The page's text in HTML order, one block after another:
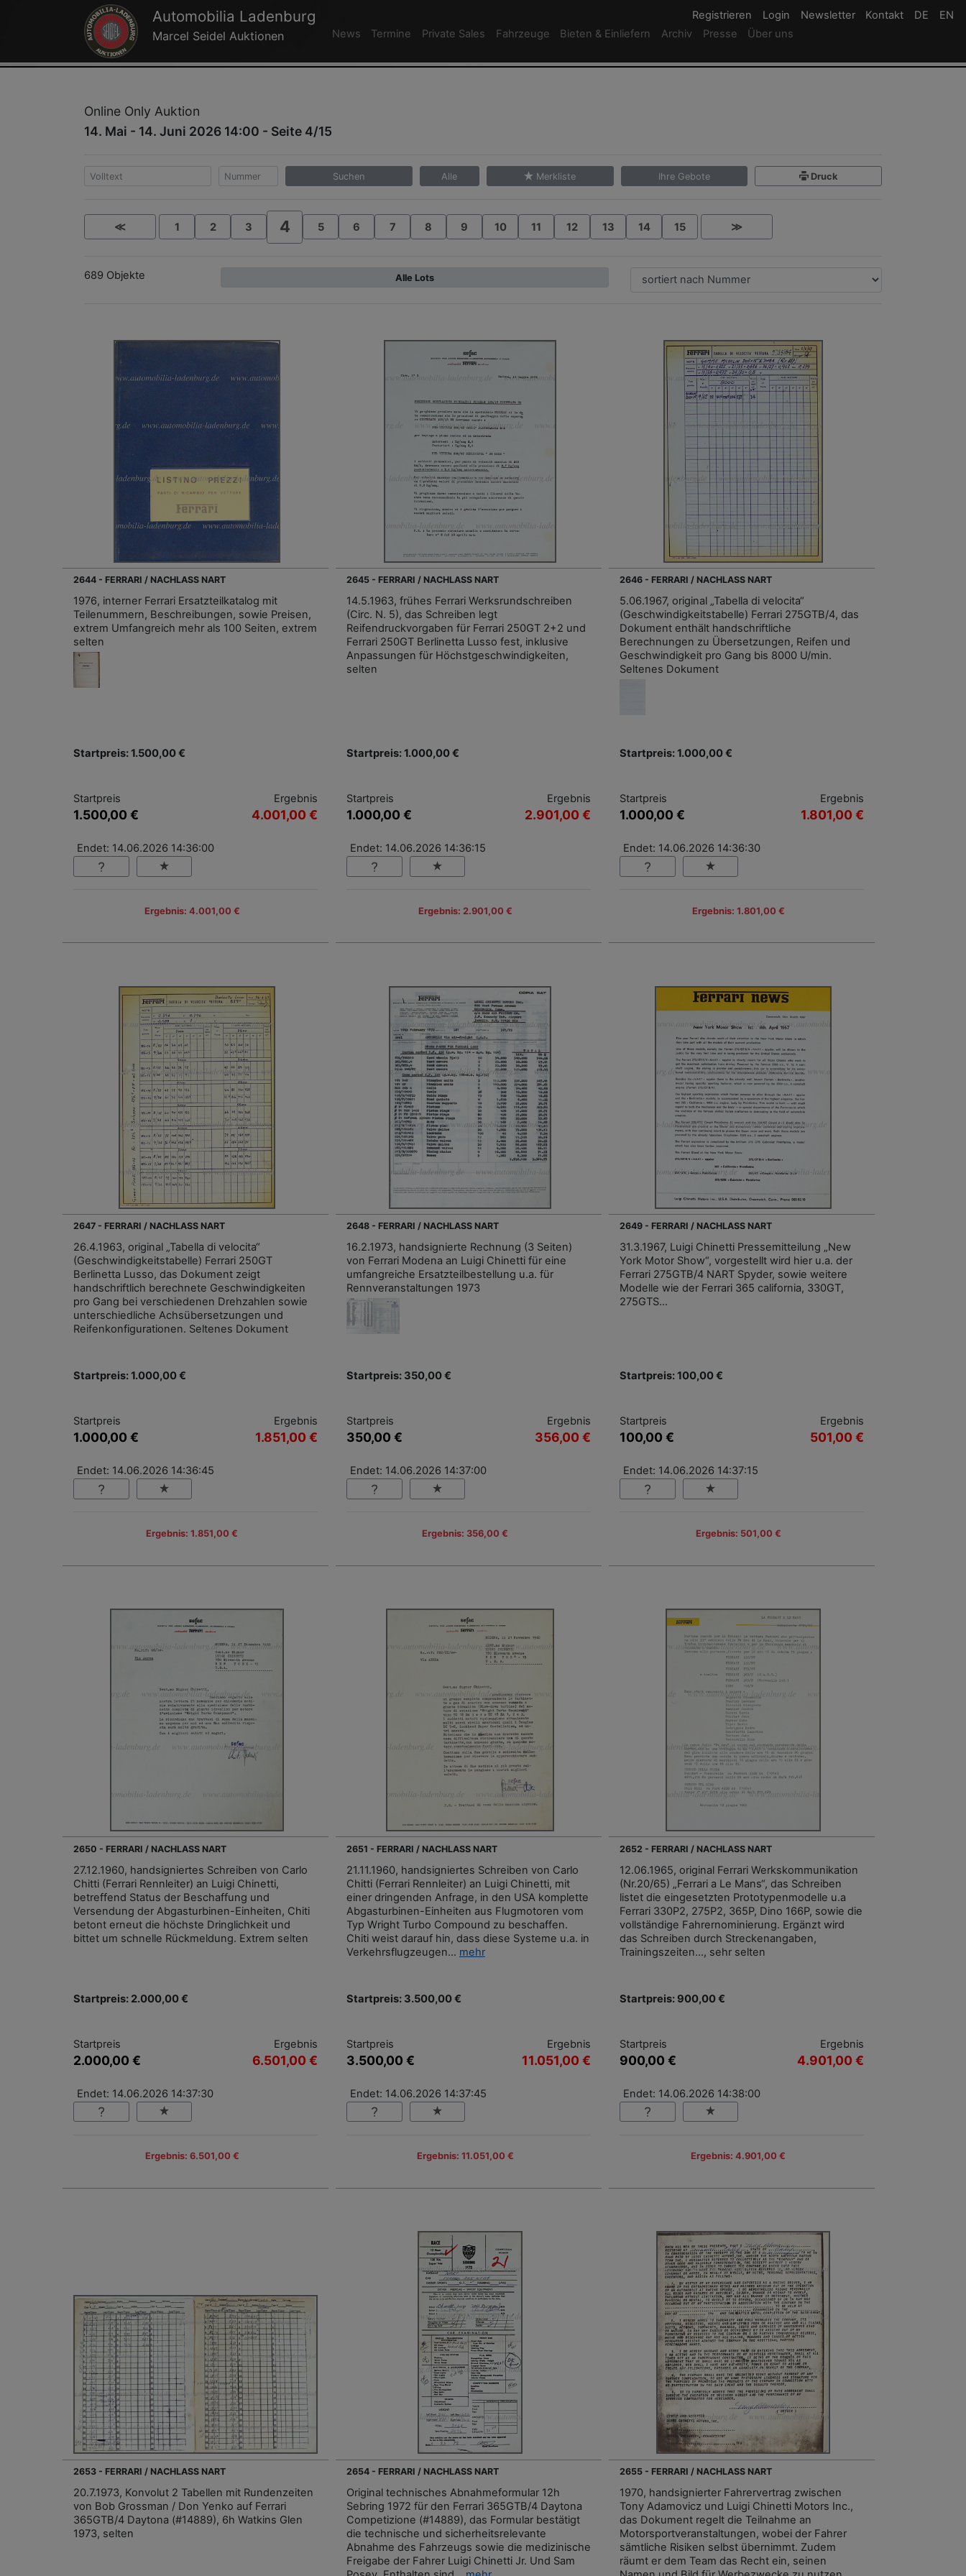
Automobilia Ladenburg
Marcel Seidel Auktionen News Termine Private Sales Fahrzeuge Bieten & Einliefern Archiv Presse Über uns
Registrieren Registrieren
Login Login
NewsletterNewsletter
Kontakt Newsletter
DE EN
Online Only Auktion
14. Mai - 14. Juni 2026 14:00 - Seite 4/15
Suchen Alle Merkliste Ihre Gebote Druck
≪ 1 2 3 4 5 6 7 8 9 10 11 12 13 14 15 ≫
689 Objekte Alle Lots
2644 - FERRARI / NACHLASS NART
1976, interner Ferrari Ersatzteilkatalog mit
Teilenummern, Beschreibungen, sowie Preisen,
extrem Umfangreich mehr als 100 Seiten, extrem
selten
Startpreis: 1.500,00 €
Startpreis
1.500,00 €
Ergebnis
4.001,00 €
Endet: 14.06.2026 14:36:00
Ergebnis: 4.001,00 €
2645 - FERRARI / NACHLASS NART
14.5.1963, frühes Ferrari Werksrundschreiben
(Circ. N. 5), das Schreiben legt
Reifendruckvorgaben für Ferrari 250GT 2+2 und
Ferrari 250GT Berlinetta Lusso fest, inklusive
Anpassungen für Höchstgeschwindigkeiten,
selten
Startpreis: 1.000,00 €
Startpreis
1.000,00 €
Ergebnis
2.901,00 €
Endet: 14.06.2026 14:36:15
Ergebnis: 2.901,00 €
2646 - FERRARI / NACHLASS NART
5.06.1967, original „Tabella di velocita“
(Geschwindigkeitstabelle) Ferrari 275GTB/4, das
Dokument enthält handschriftliche
Berechnungen zu Übersetzungen, Reifen und
Geschwindigkeit pro Gang bis 8000 U/min.
Seltenes Dokument
Startpreis: 1.000,00 €
Startpreis
1.000,00 €
Ergebnis
1.801,00 €
Endet: 14.06.2026 14:36:30
Ergebnis: 1.801,00 €
2647 - FERRARI / NACHLASS NART
26.4.1963, original „Tabella di velocita“
(Geschwindigkeitstabelle) Ferrari 250GT
Berlinetta Lusso, das Dokument zeigt
handschriftlich berechnete Geschwindigkeiten
pro Gang bei verschiedenen Drehzahlen sowie
unterschiedliche Achsübersetzungen und
Reifenkonfigurationen. Seltenes Dokument
Startpreis: 1.000,00 €
Startpreis
1.000,00 €
Ergebnis
1.851,00 €
Endet: 14.06.2026 14:36:45
Ergebnis: 1.851,00 €
2648 - FERRARI / NACHLASS NART
16.2.1973, handsignierte Rechnung (3 Seiten)
von Ferrari Modena an Luigi Chinetti für eine
umfangreiche Ersatzteilbestellung u.a. für
Rennveranstaltungen 1973
Startpreis: 350,00 €
Startpreis
350,00 €
Ergebnis
356,00 €
Endet: 14.06.2026 14:37:00
Ergebnis: 356,00 €
2649 - FERRARI / NACHLASS NART
31.3.1967, Luigi Chinetti Pressemitteilung „New
York Motor Show“, vorgestellt wird hier u.a. der
Ferrari 275GTB/4 NART Spyder, sowie weitere
Modelle wie der Ferrari 365 california, 330GT,
275GTS…
Startpreis: 100,00 €
Startpreis
100,00 €
Ergebnis
501,00 €
Endet: 14.06.2026 14:37:15
Ergebnis: 501,00 €
2650 - FERRARI / NACHLASS NART
27.12.1960, handsigniertes Schreiben von Carlo
Chitti (Ferrari Rennleiter) an Luigi Chinetti,
betreffend Status der Beschaffung und
Versendung der Abgasturbinen-Einheiten, Chiti
betont erneut die höchste Dringlichkeit und
bittet um schnelle Rückmeldung. Extrem selten
Startpreis: 2.000,00 €
Startpreis
2.000,00 €
Ergebnis
6.501,00 €
Endet: 14.06.2026 14:37:30
Ergebnis: 6.501,00 €
2651 - FERRARI / NACHLASS NART
21.11.1960, handsigniertes Schreiben von Carlo
Chitti (Ferrari Rennleiter) an Luigi Chinetti, mit
einer dringenden Anfrage, in den USA komplette
Abgasturbinen-Einheiten aus Flugmotoren vom
Typ Wright Turbo Compound zu beschaffen.
Chiti weist darauf hin, dass diese Systeme u.a. in
Verkehrsflugzeugen... mehr
Startpreis: 3.500,00 €
Startpreis
3.500,00 €
Ergebnis
11.051,00 €
Endet: 14.06.2026 14:37:45
Ergebnis: 11.051,00 €
2652 - FERRARI / NACHLASS NART
12.06.1965, original Ferrari Werkskommunikation
(Nr.20/65) „Ferrari a Le Mans“, das Schreiben
listet die eingesetzten Prototypenmodelle u.a
Ferrari 330P2, 275P2, 365P, Dino 166P, sowie die
vollständige Fahrernominierung. Ergänzt wird
das Schreiben durch Streckenangaben,
Trainingszeiten…, sehr selten
Startpreis: 900,00 €
Startpreis
900,00 €
Ergebnis
4.901,00 €
Endet: 14.06.2026 14:38:00
Ergebnis: 4.901,00 €
2653 - FERRARI / NACHLASS NART
20.7.1973, Konvolut 2 Tabellen mit Rundenzeiten
von Bob Grossman / Don Yenko auf Ferrari
365GTB/4 Daytona (#14889), 6h Watkins Glen
1973, selten
2654 - FERRARI / NACHLASS NART
Original technisches Abnahmeformular 12h
Sebring 1972 für den Ferrari 365GTB/4 Daytona
Competizione (#14889), das Formular bestätigt
die technische und sicherheitsrelevante
Abnahme des Fahrzeugs sowie die medizinische
Freigabe der Fahrer Luigi Chinetti Jr. Und Sam
2655 - FERRARI / NACHLASS NART
1970, handsignierter Fahrervertrag zwischen
Tony Adamovicz und Luigi Chinetti Motors Inc.,
das Dokument regelt die Teilnahme an
Motorsportveranstaltungen, wobei der Fahrer
sämtliche Risiken selbst übernimmt. Zudem
räumt er dem Team das Recht ein, seinen